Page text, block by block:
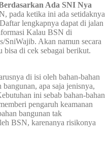
Ada SNI Nya
pada ketika ini ada setidaknya
lengkapnya dapat di jalan
Kalau BSN di
SniWajib. Akan namun secara
bisa di cek sebagai berikut.
di isi oleh bahan-bahan
apa saja jenisnya,
ini sebab bahan-bahan
pengaruh keamanan
bangunan tak
BSN, karenanya risikonya